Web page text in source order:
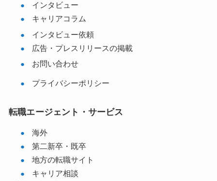
インタビュー
キャリアコラム
インタビュー依頼
広告・プレスリリースの掲載
お問い合わせ
プライバシーポリシー
転職エージェント・サービス
海外
第二新卒・既卒
地方の転職サイト
キャリア相談